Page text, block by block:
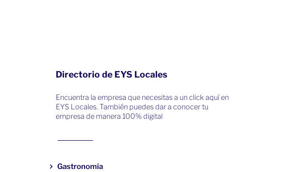
Directorio de EYS Locales
Encuentra la empresa que necesitas a un click aquí en
EYS Locales. También puedes dar a conocer tu
empresa de manera 100% digital
Gastronomía